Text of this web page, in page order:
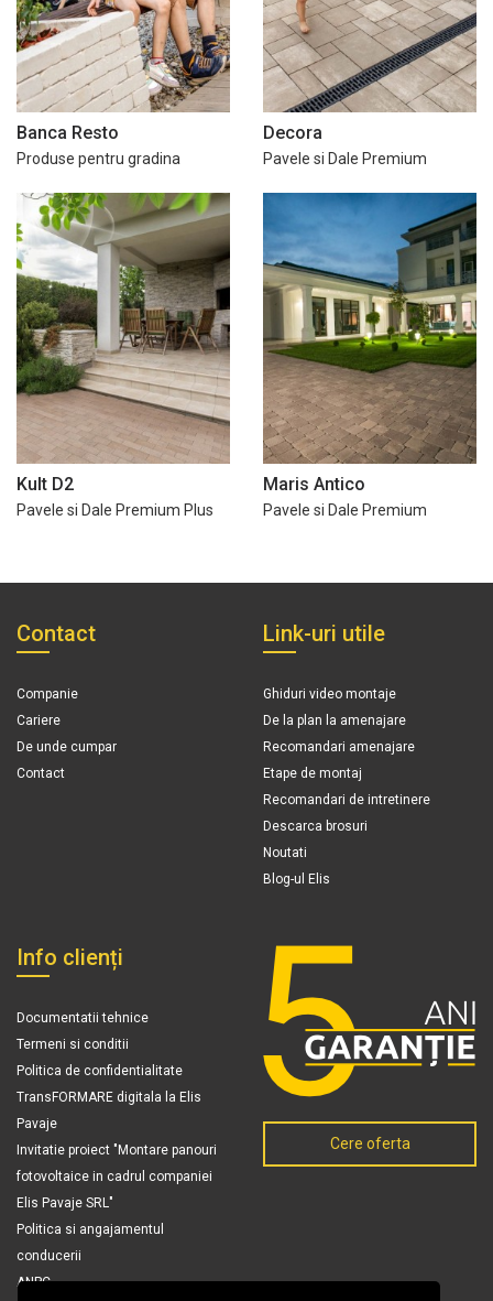
Banca Resto
Produse pentru gradina
Decora
Pavele si Dale Premium
Kult D2
Pavele si Dale Premium Plus
Maris Antico
Pavele si Dale Premium
Contact
Companie
Cariere
De unde cumpar
Contact
Link-uri utile
Ghiduri video montaje
De la plan la amenajare
Recomandari amenajare
Etape de montaj
Recomandari de intretinere
Descarca brosuri
Noutati
Blog-ul Elis
Info clienți
Documentatii tehnice
Termeni si conditii
Politica de confidentialitate
TransFORMARE digitala la Elis
Pavaje
Invitatie proiect "Montare panouri
fotovoltaice in cadrul companiei
Elis Pavaje SRL"
Politica si angajamentul
conducerii
ANPC
Cere oferta